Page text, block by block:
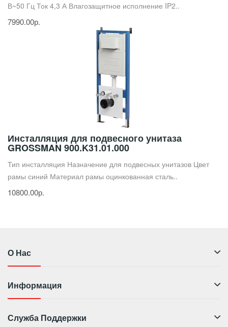
В~50 Гц Ток 4,3 А Влагозащитное исполнение IP2..
7990.00р.
Инсталляция для подвесного унитаза
GROSSMAN 900.K31.01.000
Тип инсталляция Назначение для подвесных унитазов Цвет
рамы синий Материал рамы оцинкованная сталь..
10800.00р.
О Нас
Информация
Служба Поддержки